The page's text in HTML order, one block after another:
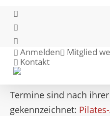
main
content
facebook
youtube
instagram
Anmelden
Mitglied
Kontakt
Hier finden Sie die
in einem Kalender.
Termine sind nach
gekennzeichnet: